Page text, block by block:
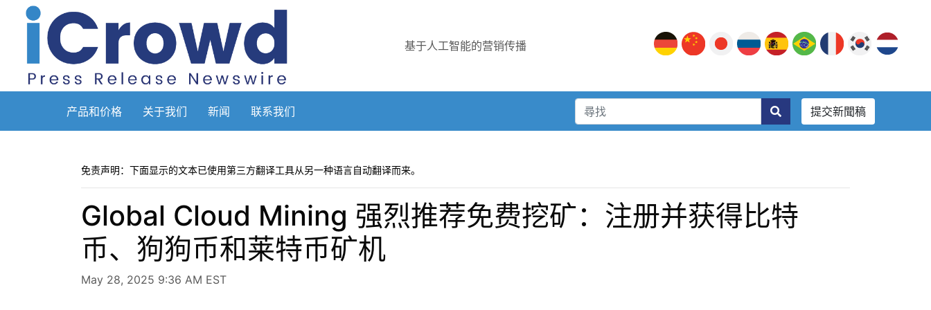
基于人工智能的营销传播
产品和价格 关于我们 新闻 联系我们 提交新聞稿
免责声明：下面显示的文本已使用第三方翻译工具从另一种语言自动翻译而来。
Global Cloud Mining 强烈推荐免费挖矿：注册并获得比特
币、狗狗币和莱特币矿机
May 28, 2025 9:36 AM EST